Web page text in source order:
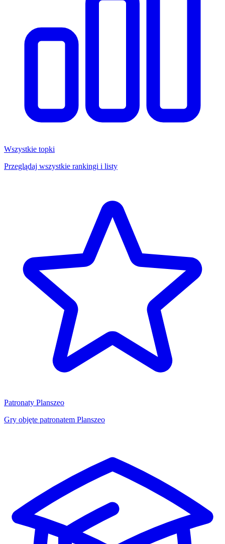
Wszystkie topki
Przeglądaj wszystkie rankingi i listy
Patronaty Planszeo
Gry objęte patronatem Planszeo